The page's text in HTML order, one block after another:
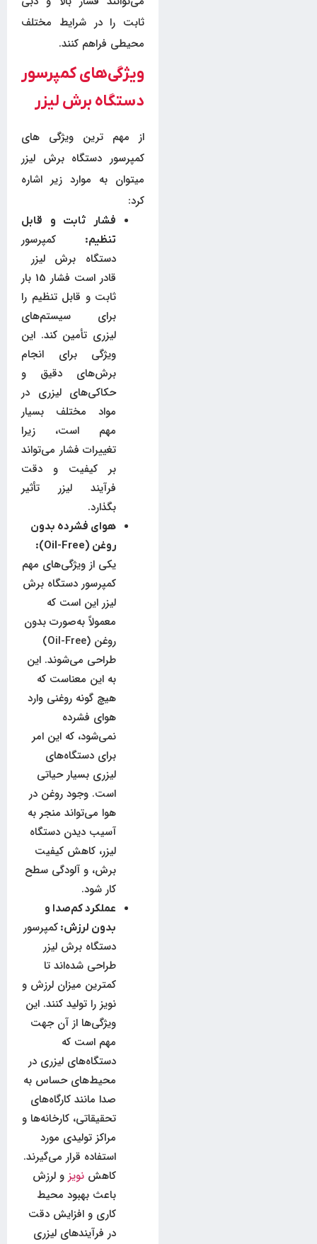
ثابت را در شرایط مختلف
محیطی فراهم کنند.
ویژگی‌های کمپرسور
دستگاه برش لیزر
از مهم ترین ویژگی های
کمپرسور دستگاه برش لیزر
میتوان به موارد زیر اشاره
کرد:
فشار ثابت و قابل
تنظیم: کمپرسور
دستگاه برش لیزر
قادر است فشار 15 بار
ثابت و قابل تنظیم را
برای سیستم‌های
لیزری تأمین کند. این
ویژگی برای انجام
برش‌های دقیق و
حکاکی‌های لیزری در
مواد مختلف بسیار
مهم است، زیرا
تغییرات فشار می‌تواند
بر کیفیت و دقت
فرآیند لیزر تأثیر
بگذارد.
هوای فشرده بدون
روغن (Oil-Free):
یکی از ویژگی‌های مهم
کمپرسور دستگاه برش
لیزر این است که
معمولاً به‌صورت بدون
روغن (Oil-Free)
طراحی می‌شوند. این
به این معناست که
هیچ گونه روغنی وارد
هوای فشرده
نمی‌شود، که این امر
برای دستگاه‌های
لیزری بسیار حیاتی
است. وجود روغن در
هوا می‌تواند منجر به
آسیب دیدن دستگاه
لیزر، کاهش کیفیت
برش، و آلودگی سطح
کار شود.
عملکرد کم‌صدا و
بدون لرزش: کمپرسور
دستگاه برش لیزر
طراحی شده‌اند تا
کمترین میزان لرزش و
نویز را تولید کنند. این
ویژگی‌ها از آن جهت
مهم است که
دستگاه‌های لیزری در
محیط‌های حساس به
صدا مانند کارگاه‌های
تحقیقاتی، کارخانه‌ها و
مراکز تولیدی مورد
استفاده قرار می‌گیرند.
کاهش نویز و لرزش
باعث بهبود محیط
کاری و افزایش دقت
در فرآیندهای لیزری